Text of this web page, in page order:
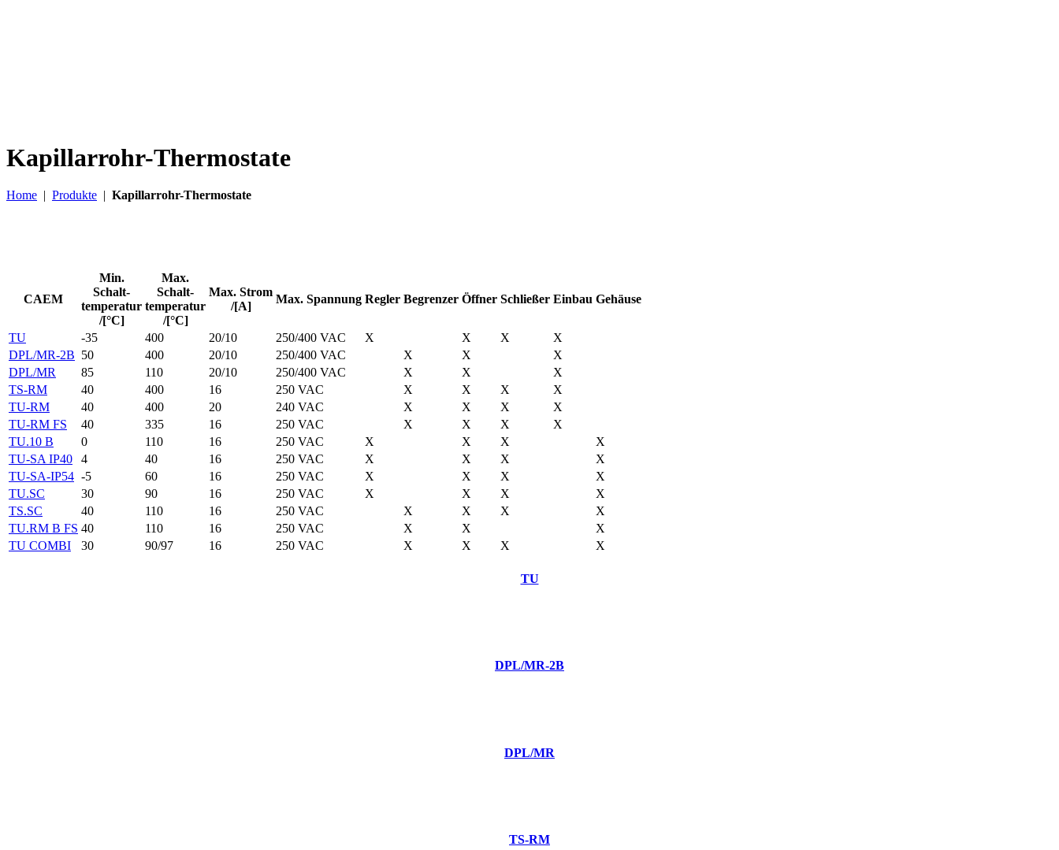
Kapillarrohr-Thermostate
Home | Produkte | Kapillarrohr-Thermostate
CAEM
Min.
Schalt-
temperatur
/[°C]
Max.
Schalt-
temperatur
/[°C]
Max. Strom
/[A]
Max. Spannung Regler Begrenzer Öffner Schließer Einbau Gehäuse
TU -35 400 20/10 250/400 VAC X X X
X
DPL/MR-2B 50 400 20/10 250/400 VAC X X
X
DPL/MR
85 110 20/10 250/400 VAC X X
X
TS-RM
40 400 16 250 VAC X X X
X
TU-RM
40 400 20 240 VAC X X X
X
TU-RM FS
40 335 16 250 VAC X X X
X
TU.10 B
0 110 16 250 VAC X X X
X
TU-SA IP40
4 40 16 250 VAC X X X
X
TU-SA-IP54 -5 60 16 250 VAC X X X
X
TU.SC
30 90 16 250 VAC X X X
X
TS.SC
40 110 16 250 VAC X X X
X
TU.RM B FS 40 110 16 250 VAC X X
X
TU COMBI
30 90/97 16 250 VAC X X X X
TU
DPL/MR-2B
DPL/MR
TS-RM